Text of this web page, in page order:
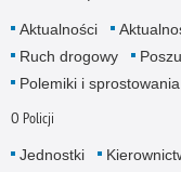
Aktualności
Ruch drogowy
Polemiki i sprostowania
O Policji
Jednostki